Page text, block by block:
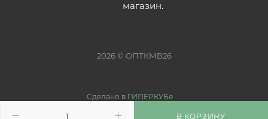
В КОРЗИНУ
магазин.
2026 © ОПТКМВ26
Сделано в ГИПЕРКУБе